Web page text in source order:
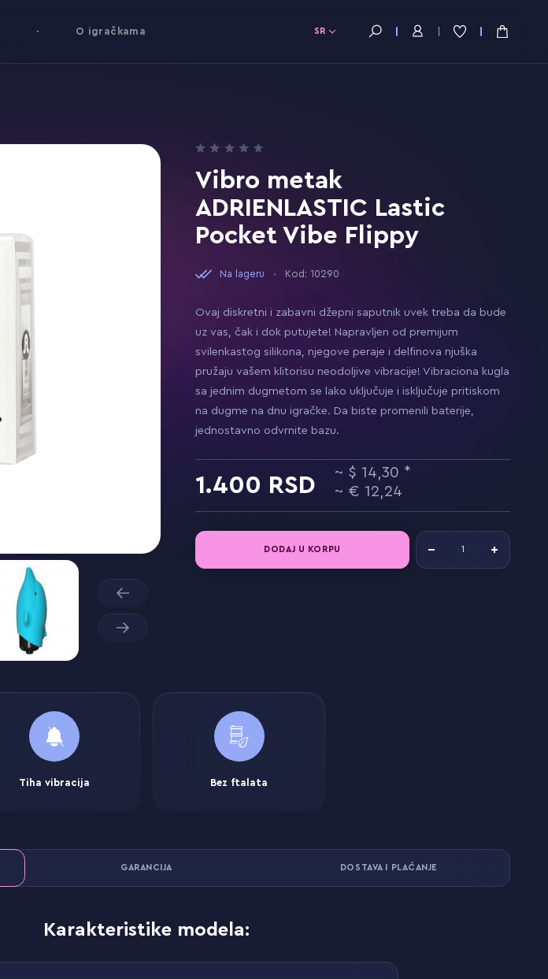
O igračkama SR
Vibro metak
ADRIENLASTIC Lastic
Pocket Vibe Flippy
Na lageru Kod: 10290
Ovaj diskretni i zabavni džepni saputnik uvek treba da bude
uz vas, čak i dok putujete! Napravljen od premijum
svilenkastog silikona, njegove peraje i delfinova njuška
pružaju vašem klitorisu neodoljive vibracije! Vibraciona kugla
sa jednim dugmetom se lako uključuje i isključuje pritiskom
na dugme na dnu igračke. Da biste promenili baterije,
jednostavno odvrnite bazu.
1.400
14,30
12,24
DODAJ U KORPU
Tiha vibracija Bez ftalata
GARANCIJA DOSTAVA I PLAĆANJE
Karakteristike modela: